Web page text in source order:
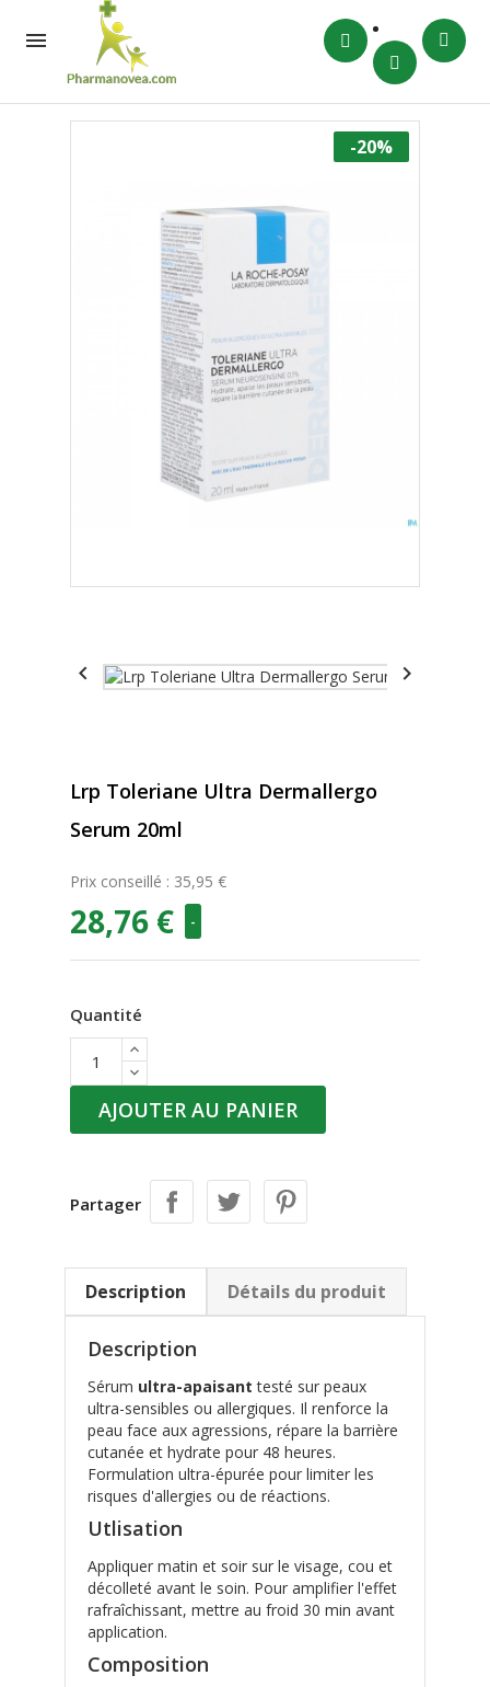

-20%
 
Lrp Toleriane Ultra Dermallergo
Serum 20ml
Prix conseillé : 35,95 €
28,76 € -
Quantité
AJOUTER AU PANIER
Partager
Description Détails du produit
Description
Sérum ultra-apaisant testé sur peaux
ultra-sensibles ou allergiques. Il renforce la
peau face aux agressions, répare la barrière
cutanée et hydrate pour 48 heures.
Formulation ultra-épurée pour limiter les
risques d'allergies ou de réactions.
Utlisation
Appliquer matin et soir sur le visage, cou et
décolleté avant le soin. Pour amplifier l'effet
rafraîchissant, mettre au froid 30 min avant
application.
Composition